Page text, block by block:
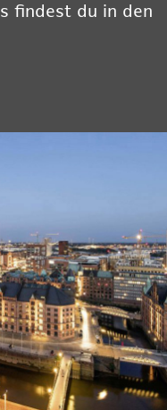
findest du in den